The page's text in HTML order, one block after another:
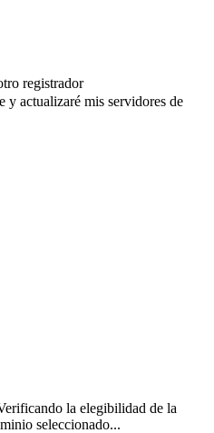
registrador
actualizaré mis servidores de
la elegibilidad de la
seleccionado...